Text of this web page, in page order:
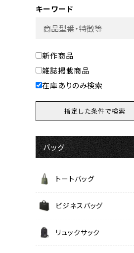
キーワード
新作商品
雑誌掲載商品
在庫ありのみ検索
バッグ
トートバッグ
ビジネスバッグ
リュックサック